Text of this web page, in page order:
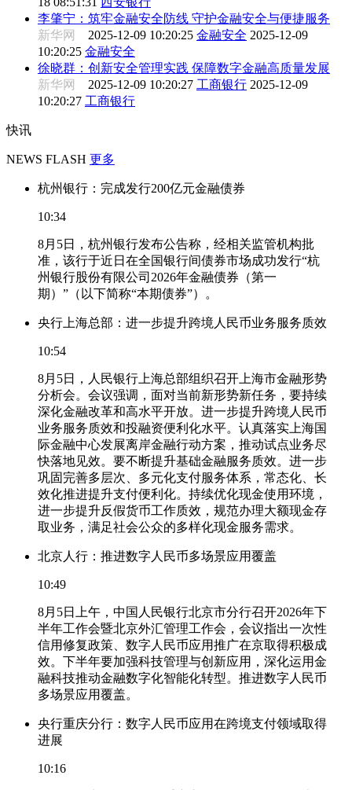
李肇宁：筑牢金融安全防线 守护金融安全与便捷服务
新华网 2025-12-09 10:20:25 金融安全 2025-12-09
10:20:25 金融安全
徐晓群：创新安全管理实践 保障数字金融高质量发展
新华网 2025-12-09 10:20:27 工商银行 2025-12-09
10:20:27 工商银行
快讯
NEWS FLASH 更多
杭州银行：完成发行200亿元金融债券
10:34
8月5日，杭州银行发布公告称，经相关监管机构批
准，该行于近日在全国银行间债券市场成功发行“杭
州银行股份有限公司2026年金融债券（第一
期）”（以下简称“本期债券”）。
央行上海总部：进一步提升跨境人民币业务服务质效
10:54
8月5日，人民银行上海总部组织召开上海市金融形势
分析会。会议强调，面对当前新形势新任务，要持续
深化金融改革和高水平开放。进一步提升跨境人民币
业务服务质效和投融资便利化水平。认真落实上海国
际金融中心发展离岸金融行动方案，推动试点业务尽
快落地见效。要不断提升基础金融服务质效。进一步
巩固完善多层次、多元化支付服务体系，常态化、长
效化推进提升支付便利化。持续优化现金使用环境，
进一步提升反假货币工作质效，规范办理大额现金存
取业务，满足社会公众的多样化现金服务需求。
北京人行：推进数字人民币多场景应用覆盖
10:49
8月5日上午，中国人民银行北京市分行召开2026年下
半年工作会暨北京外汇管理工作会，会议指出一次性
信用修复政策、数字人民币应用推广在京取得积极成
效。下半年要加强科技管理与创新应用，深化运用金
融科技推动金融数字化智能化转型。推进数字人民币
多场景应用覆盖。
央行重庆分行：数字人民币应用在跨境支付领域取得
进展
10:16